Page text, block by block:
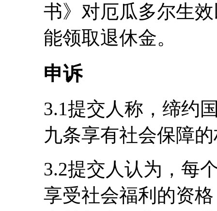
书》对厄瓜多尔生
能领取退休金。
申诉
3.1提交人称，缔约
九条享有社会保障
3.2提交人认为，每
享受社会福利的资